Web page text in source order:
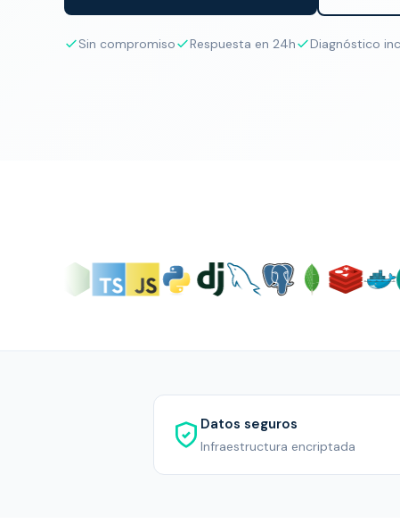
Sin compromiso Respuesta en 24h Diagnóstico
Datos seguros
Infraestructura encriptada